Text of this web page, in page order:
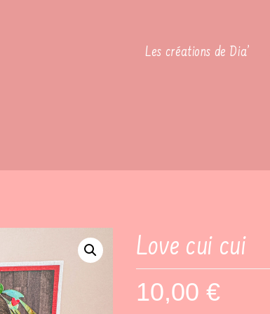
Les créations de Dia’
Love cui cui
10,00€